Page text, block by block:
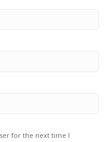
for the next time I